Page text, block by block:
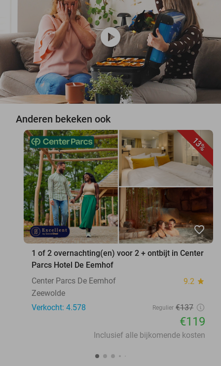
play_circle
Anderen bekeken ook
13%
favorite_border
1 of 2 overnachting(en) voor 2 + ontbijt in Center
Parcs Hotel De Eemhof
Center Parcs De Eemhof
9.2 star
Zeewolde
Verkocht: 4.578
Regulier €137
€119
Inclusief alle bijkomende kosten